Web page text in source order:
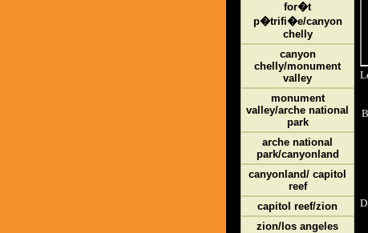
for�t
p�trifi�e/canyon
chelly
canyon
chelly/monument
valley
monument
valley/arche national
park
arche national
park/canyonland
canyonland/ capitol
reef
capitol reef/zion
zion/los angeles